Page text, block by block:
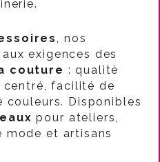
, nos
exigences des
couture : qualité
centré, facilité de
couleurs. Disponibles
pour ateliers,
mode et artisans